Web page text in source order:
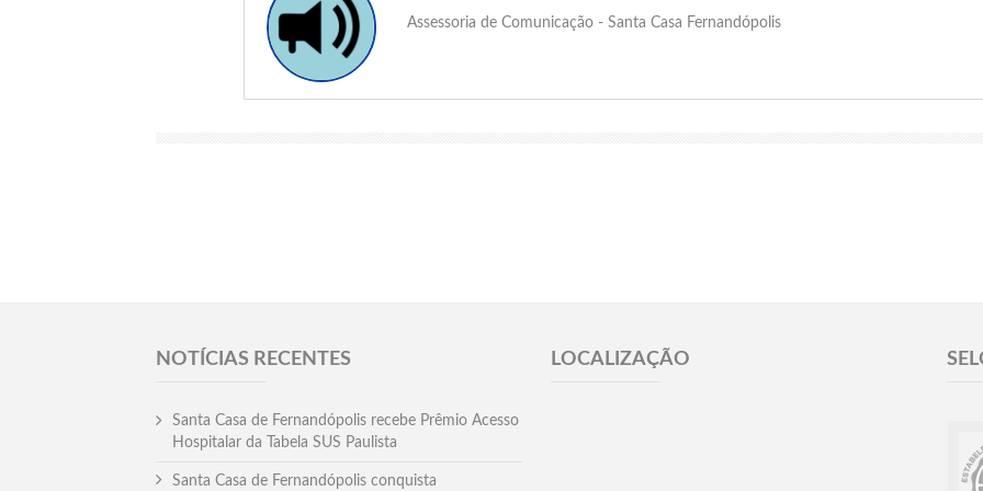
Assessoria de Comunicação - Santa Casa Fernandópolis
NOTÍCIAS RECENTES
Santa Casa de Fernandópolis recebe Prêmio Acesso
Hospitalar da Tabela SUS Paulista
Santa Casa de Fernandópolis conquista
LOCALIZAÇÃO